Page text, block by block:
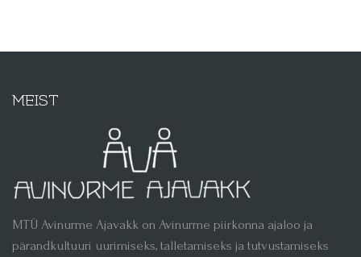
MEIST
MTÜ Avinurme Ajavakk on Avinurme piirkonna ajaloo ja
pärandkultuuri uurimiseks, talletamiseks ja tutvustamiseks